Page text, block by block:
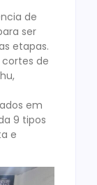
de
ser
etapas.
de
em
9 tipos
e